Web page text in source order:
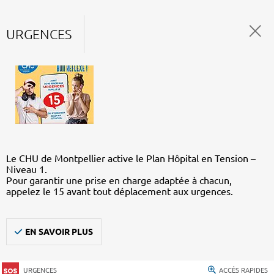
URGENCES
Le CHU de Montpellier active le Plan Hôpital en Tension –
Niveau 1.
Pour garantir une prise en charge adaptée à chacun,
appelez le 15 avant tout déplacement aux urgences.
EN SAVOIR PLUS
URGENCES ACCÈS RAPIDES